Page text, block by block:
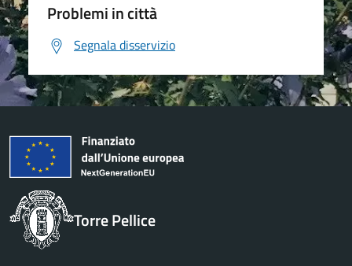
Problemi in città
Segnala disservizio
Torre Pellice